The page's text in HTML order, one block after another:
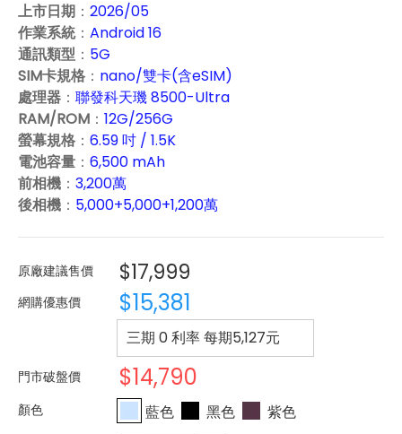
上市日期 ： 2026/05
作業系統： Android 16
通訊類型 ： 5G
SIM卡規格 ： nano/雙卡(含eSIM)
處理器 ： 聯發科天璣 8500-Ultra
RAM/ROM ： 12G/256G
螢幕規格 ： 6.59 吋 / 1.5K
電池容量 ： 6,500 mAh
前相機 ： 3,200萬
後相機 ： 5,000+5,000+1,200萬
原廠建議售價 $17,999
網購優惠價 $15,381
三期 0 利率 每期5,127元
門市破盤價 $14,790
藍色 黑色 紫色